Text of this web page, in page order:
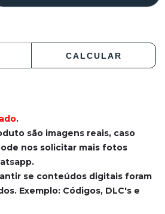
CALCULAR
.
são imagens reais, caso
nos solicitar mais fotos
se conteúdos digitais foram
Exemplo: Códigos, DLC's e